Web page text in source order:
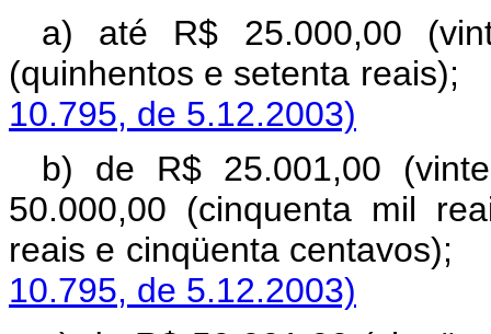
a) até R$ 25.000,00
(quinhentos e
10.795, de 5.12.2003)
b) de R$ 25.001,00
50.000,00 (cinquenta mil
reais e cinqüenta
10.795, de 5.12.2003)